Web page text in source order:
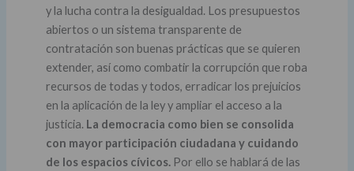
y la lucha contra la desigualdad. Los presupuestos
abiertos o un sistema transparente de
contratación son buenas prácticas que se quieren
extender, así como combatir la corrupción que roba
recursos de todas y todos, erradicar los prejuicios
en la aplicación de la ley y ampliar el acceso a la
justicia. La democracia como bien se consolida
con mayor participación ciudadana y cuidando
de los espacios cívicos.Por ello se hablará de las